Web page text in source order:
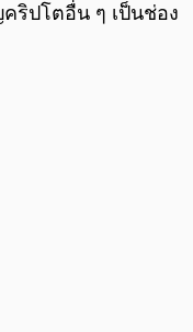
ริปโตอื่น ๆ เป็นช่อง